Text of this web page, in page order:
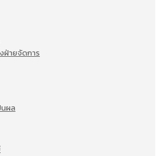
ฝ่ายจัดการ
นผล